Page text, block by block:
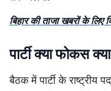
बिहार की ताजा खबरों के लिए
पार्टी क्या फोकस
बैठक में पार्टी के राष्ट्रीय